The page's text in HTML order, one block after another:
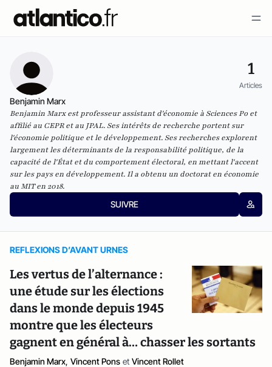
1
Articles
Benjamin Marx
Benjamin Marx est professeur assistant d'économie à Sciences Po et
affilié au CEPR et au JPAL. Ses intérêts de recherche portent sur
l'économie politique et le développement. Ses recherches explorent
largement les déterminants de la responsabilité politique, de la
capacité de l'État et du comportement électoral, en mettant l'accent
sur les pays en développement. Il a obtenu un doctorat en économie
au MIT en 2018.
SUIVRE
REFLEXIONS D’AVANT URNES
Les vertus de l’alternance :
une étude sur les élections
dans le monde depuis 1945
montre que les électeurs
gagnent en général à… chasser les sortants
Benjamin Marx, Vincent Pons et Vincent Rollet